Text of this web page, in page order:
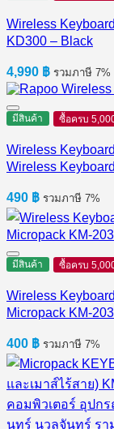
Wireless
KD300 – Black
4,990 ฿ รวมภาษี 7%
มีสินค้า ซื้อครบ
Wireless
Wireless Keyboard
490 ฿ รวมภาษี 7%
มีสินค้า ซื้อครบ
Wireless
Micropack KM-
400 ฿ รวมภาษี 7%